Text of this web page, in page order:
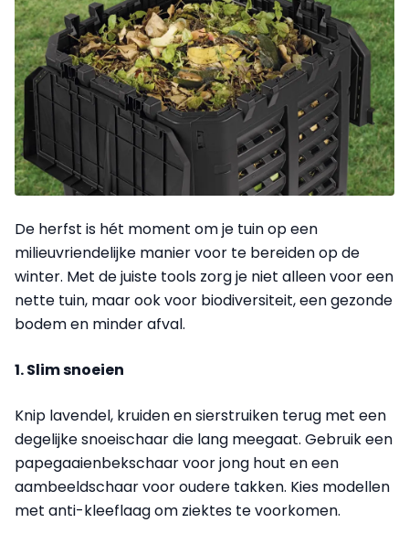
De herfst is hét moment om je tuin op een
milieuvriendelijke manier voor te bereiden op de
winter. Met de juiste tools zorg je niet alleen voor een
nette tuin, maar ook voor biodiversiteit, een gezonde
bodem en minder afval.
1. Slim snoeien
Knip lavendel, kruiden en sierstruiken terug met een
degelijke snoeischaar die lang meegaat. Gebruik een
papegaaienbekschaar voor jong hout en een
aambeeldschaar voor oudere takken. Kies modellen
met anti-kleeflaag om ziektes te voorkomen.